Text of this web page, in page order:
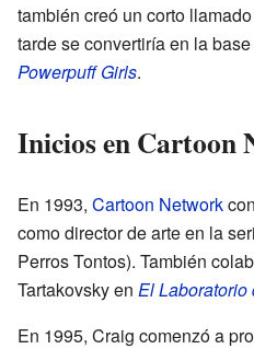
también creó un corto llamado
tarde se convertiría en la
Powerpuff Girls.
Inicios en Cartoon
En 1993, Cartoon Network
como director de arte en la
Perros Tontos). También
Tartakovsky en El Laboratorio
En 1995, Craig comenzó a